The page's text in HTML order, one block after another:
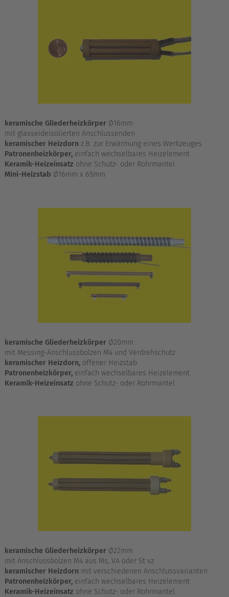
keramische Gliederheizkörper Ø16mm
mit glasseideisolierten Anschlussenden
keramischer Heizdorn z.B. zur Erwärmung eines Werkzeuges
Patronenheizkörper, einfach wechselbares Heizelement
Keramik-Heizeinsatz ohne Schutz- oder Rohrmantel
Mini-Heizstab Ø16mm x 65mm
keramische Gliederheizkörper Ø20mm
mit Messing-Anschlussbolzen M4 und Verdrehschutz
keramischer Heizdorn, offener Heizstab
Patronenheizkörper, einfach wechselbares Heizelement
Keramik-Heizeinsatz ohne Schutz- oder Rohrmantel
keramische Gliederheizkörper Ø22mm
mit Anschlussbolzen M4 aus Ms, VA oder St vz
keramischer Heizdorn mit verschiedenen Anschlussvarianten
Patronenheizkörper, einfach wechselbares Heizelement
Keramik-Heizeinsatz ohne Schutz- oder Rohrmantel